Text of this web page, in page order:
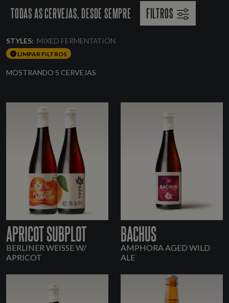
TODAS AS CERVEJAS, DESDE SEMPRE
FILTROS
STYLES: MIXED FERMENTATION
LIMPAR FILTROS
MOSTRANDO 5 CERVEJAS
APRICOT SUBPLOT
BERLINER WEISSE W/
APRICOT
BACHUS
AMPHORA AGED WILD
ALE